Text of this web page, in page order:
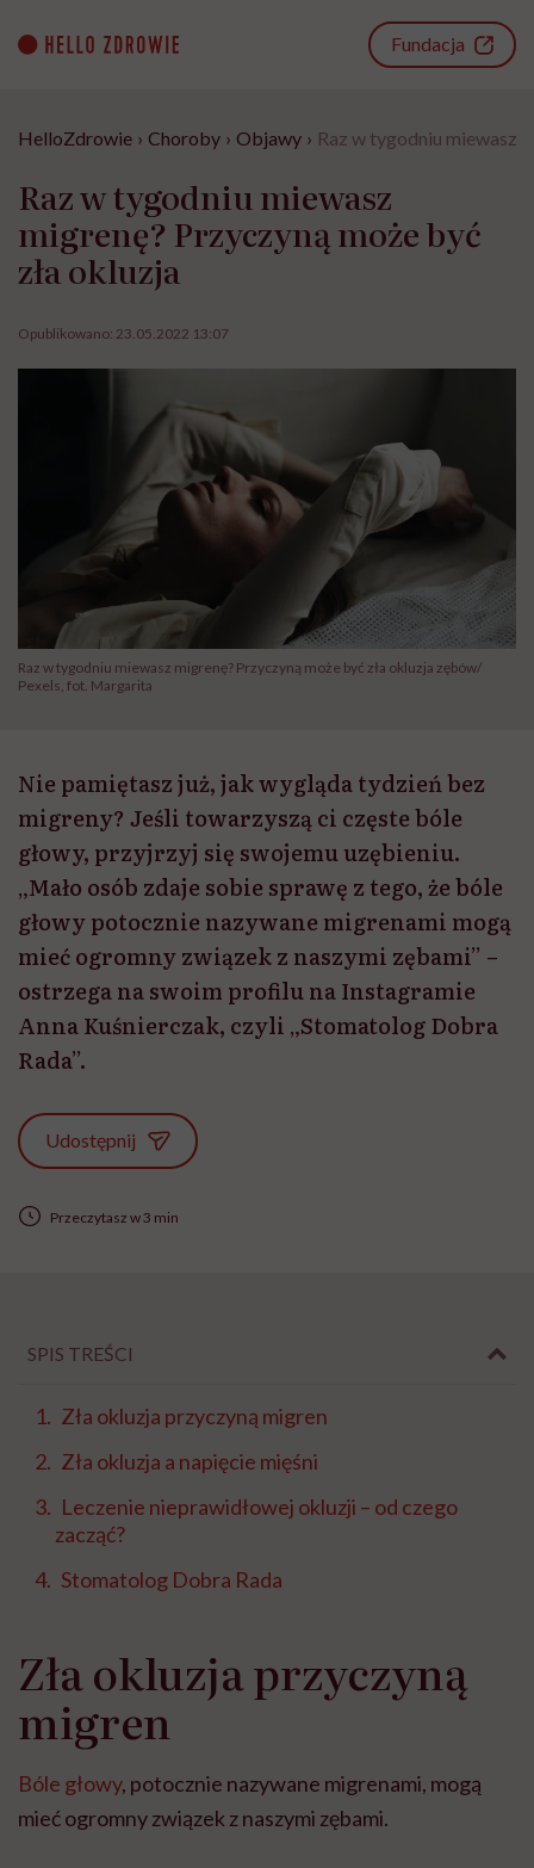
content
Fundacja
HelloZdrowie › Choroby › Objawy › Raz w tygodniu miewasz
Raz w tygodniu miewasz
migrenę? Przyczyną może być
zła okluzja
Opublikowano: 23.05.2022 13:07
Raz w tygodniu miewasz migrenę? Przyczyną może być zła okluzja zębów/
Pexels, fot. Margarita
Nie pamiętasz już, jak wygląda tydzień bez
migreny? Jeśli towarzyszą ci częste bóle
głowy, przyjrzyj się swojemu uzębieniu.
„Mało osób zdaje sobie sprawę z tego, że bóle
głowy potocznie nazywane migrenami mogą
mieć ogromny związek z naszymi zębami” –
ostrzega na swoim profilu na Instagramie
Anna Kuśnierczak, czyli „Stomatolog Dobra
Rada”.
Udostępnij
Przeczytasz w 3 min
SPIS TREŚCI
Zła okluzja przyczyną migren
Zła okluzja a napięcie mięśni
Leczenie nieprawidłowej okluzji – od czego
zacząć?
Stomatolog Dobra Rada
Zła okluzja przyczyną
migren
Bóle głowy, potocznie nazywane migrenami, mogą
mieć ogromny związek z naszymi zębami.